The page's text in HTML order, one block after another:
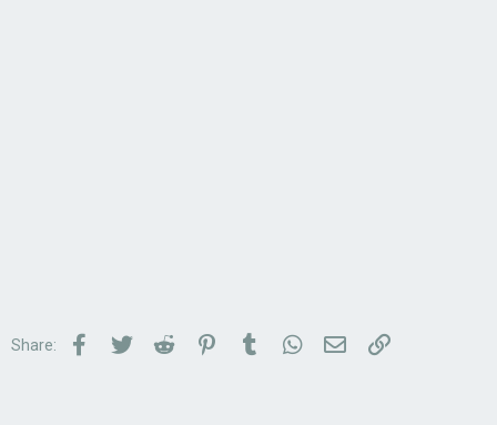
Share: Facebook
TwitterReddit PinterestTumblrWhatsApp
Email Link